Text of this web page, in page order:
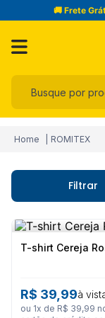
🚚 Frete
ROMITEX
Filtrar
T-shirt Cereja
R$ 39,99à
ou 1x de R$ 39,99